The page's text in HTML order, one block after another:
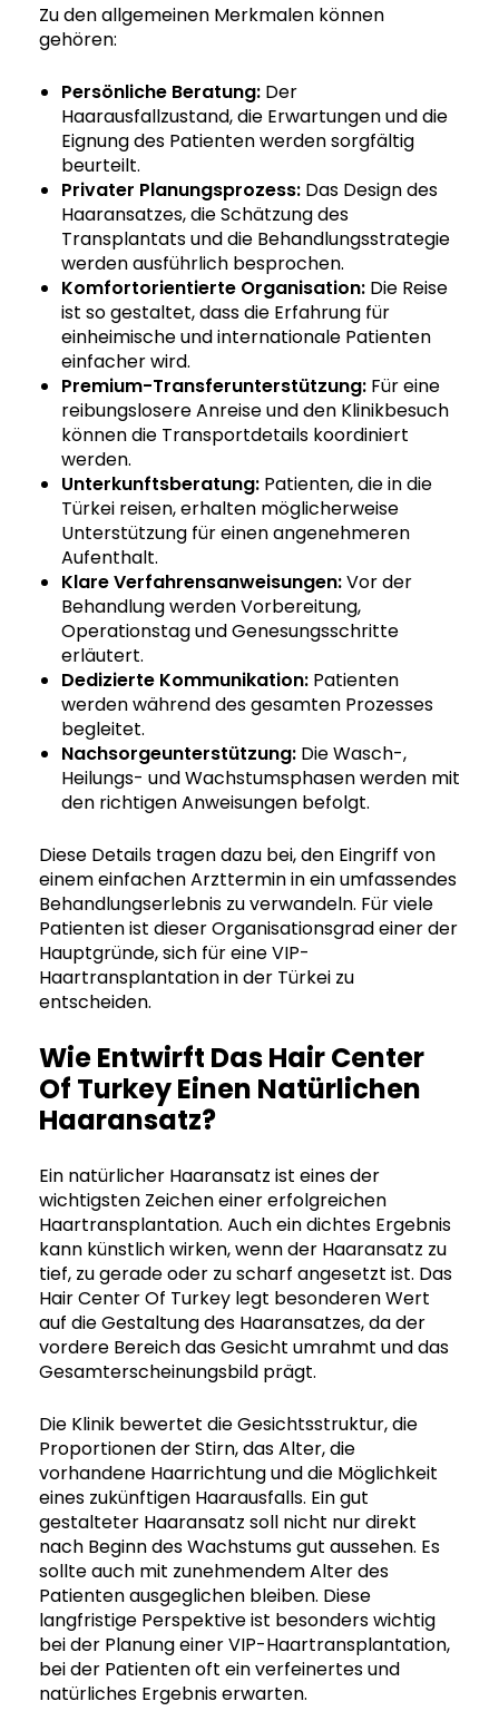
Zu den allgemeinen Merkmalen können
gehören:
Persönliche Beratung: Der
Haarausfallzustand, die Erwartungen und die
Eignung des Patienten werden sorgfältig
beurteilt.
Privater Planungsprozess: Das Design des
Haaransatzes, die Schätzung des
Transplantats und die Behandlungsstrategie
werden ausführlich besprochen.
Komfortorientierte Organisation: Die Reise
ist so gestaltet, dass die Erfahrung für
einheimische und internationale Patienten
einfacher wird.
Premium-Transferunterstützung: Für eine
reibungslosere Anreise und den Klinikbesuch
können die Transportdetails koordiniert
werden.
Unterkunftsberatung: Patienten, die in die
Türkei reisen, erhalten möglicherweise
Unterstützung für einen angenehmeren
Aufenthalt.
Klare Verfahrensanweisungen:Vor der
Behandlung werden Vorbereitung,
Operationstag und Genesungsschritte
erläutert.
Dedizierte Kommunikation: Patienten
werden während des gesamten Prozesses
begleitet.
Nachsorgeunterstützung: Die Wasch-,
Heilungs- und Wachstumsphasen werden mit
den richtigen Anweisungen befolgt.
Diese Details tragen dazu bei, den Eingriff von
einem einfachen Arzttermin in ein umfassendes
Behandlungserlebnis zu verwandeln. Für viele
Patienten ist dieser Organisationsgrad einer der
Hauptgründe, sich für eine VIP-
Haartransplantation in der Türkei zu
entscheiden.
Wie Entwirft Das Hair Center
Of Turkey Einen Natürlichen
Haaransatz?
Ein natürlicher Haaransatz ist eines der
wichtigsten Zeichen einer erfolgreichen
Haartransplantation. Auch ein dichtes Ergebnis
kann künstlich wirken, wenn der Haaransatz zu
tief, zu gerade oder zu scharf angesetzt ist. Das
Hair Center Of Turkey legt besonderen Wert
auf die Gestaltung des Haaransatzes, da der
vordere Bereich das Gesicht umrahmt und das
Gesamterscheinungsbild prägt.
Die Klinik bewertet die Gesichtsstruktur, die
Proportionen der Stirn, das Alter, die
vorhandene Haarrichtung und die Möglichkeit
eines zukünftigen Haarausfalls. Ein gut
gestalteter Haaransatz soll nicht nur direkt
nach Beginn des Wachstums gut aussehen. Es
sollte auch mit zunehmendem Alter des
Patienten ausgeglichen bleiben. Diese
langfristige Perspektive ist besonders wichtig
bei der Planung einer VIP-Haartransplantation,
bei der Patienten oft ein verfeinertes und
natürliches Ergebnis erwarten.